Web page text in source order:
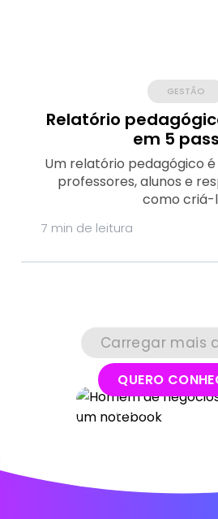
GESTÃO
Relatório
em 5
Um relatório pedagógico
professores, alunos e
como criá-
7 min de leitura
Carregar mais
QUERO
Fale com nossos